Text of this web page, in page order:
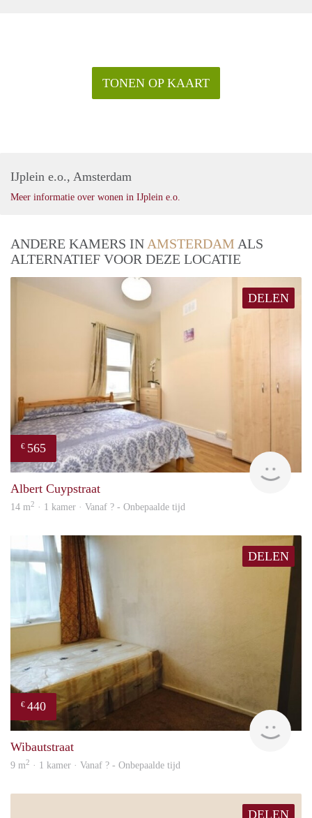
TONEN OP KAART
IJplein e.o., Amsterdam
Meer informatie over wonen in IJplein e.o.
ANDERE KAMERS IN AMSTERDAM ALS
ALTERNATIEF VOOR DEZE LOCATIE
DELEN
€ 565
Albert Cuypstraat
14 m2 · 1 kamer · Vanaf ? - Onbepaalde tijd
DELEN
€ 440
Wibautstraat
9 m2 · 1 kamer · Vanaf ? - Onbepaalde tijd
DELEN